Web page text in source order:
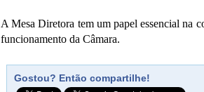
A Mesa Diretora tem um papel essencial na
funcionamento da Câmara.
Gostou? Então compartilhe!